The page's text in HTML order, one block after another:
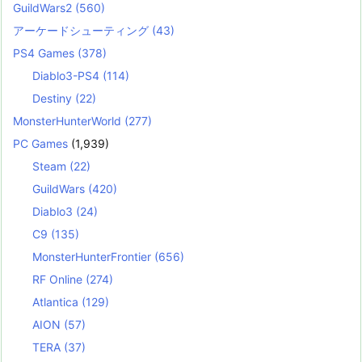
GuildWars2 (560)
アーケードシューティング (43)
PS4 Games (378)
Diablo3-PS4 (114)
Destiny (22)
MonsterHunterWorld (277)
PC Games (1,939)
Steam (22)
GuildWars (420)
Diablo3 (24)
C9 (135)
MonsterHunterFrontier (656)
RF Online (274)
Atlantica (129)
AION (57)
TERA (37)